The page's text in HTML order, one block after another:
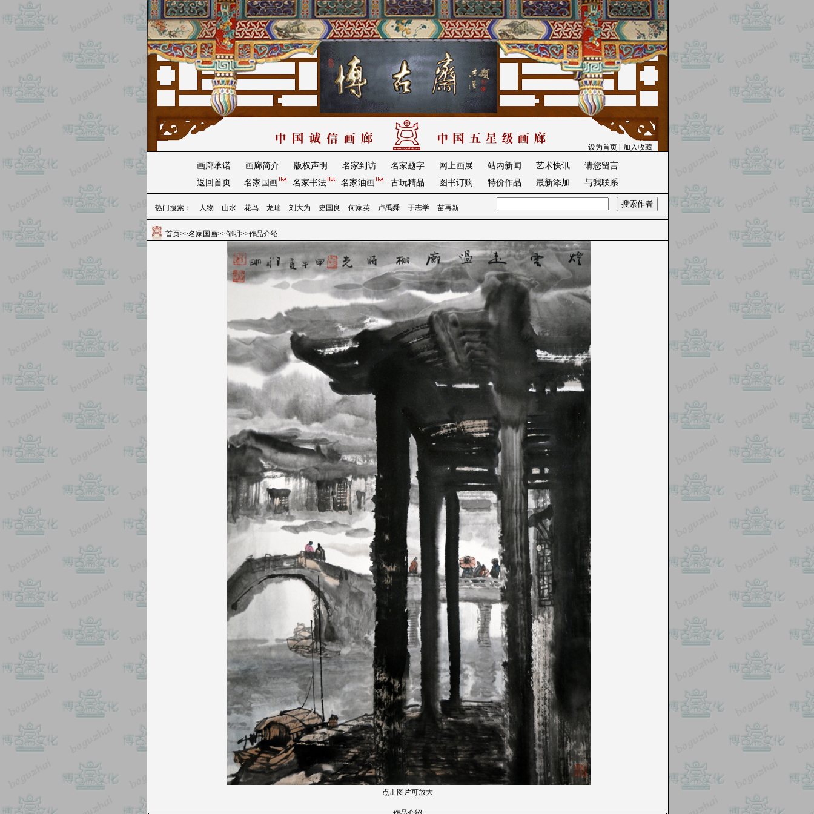
设为首页 加入收藏
画廊承诺 画廊简介 版权声明 名家到访 名家题字 网上画展 站内新闻 艺术快讯
请您留言
返回首页
名家国画 名家书法 名家油画 古玩精品 图书订购 特价作品 最新添加 与我联系
热门搜索： 人物 山水 花鸟 龙瑞 刘大为 史国良 何家英 卢禹舜 于志学 苗再新
首页>>名家国画>>邹明>>作品介绍
点击图片可放大